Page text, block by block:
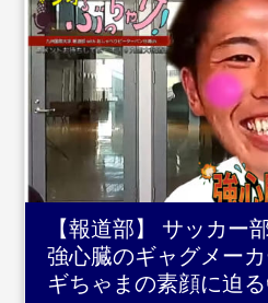
続きを読む
【報道部】 サッカー
強心臓のギャグメー
ギちゃまの素顔に迫